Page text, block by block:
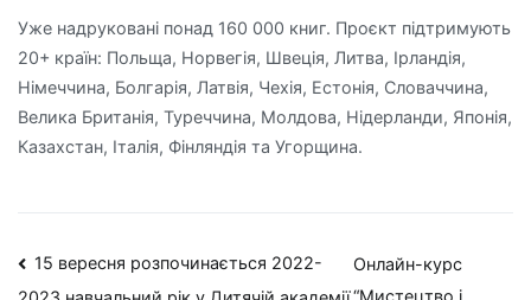
Уже надруковані понад 160 000 книг. Проєкт підтримують
20+ країн: Польща, Норвегія, Швеція, Литва, Ірландія,
Німеччина, Болгарія, Латвія, Чехія, Естонія, Словаччина,
Велика Британія, Туреччина, Молдова, Нідерланди, Японія,
Казахстан, Італія, Фінляндія та Угорщина.
Навігація
15 вересня розпочинається 2022-
Онлайн-курс
“Мистецтво і